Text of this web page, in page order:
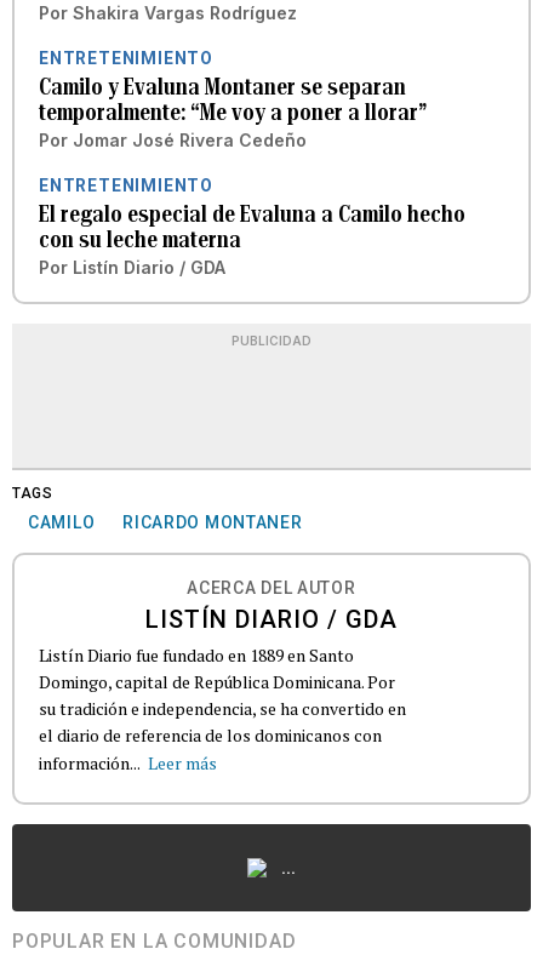
Por Shakira Vargas Rodríguez
ENTRETENIMIENTO
Camilo y Evaluna Montaner se separan
temporalmente: “Me voy a poner a llorar”
Por Jomar José Rivera Cedeño
ENTRETENIMIENTO
El regalo especial de Evaluna a Camilo hecho
con su leche materna
Por Listín Diario / GDA
PUBLICIDAD
TAGS
CAMILO RICARDO MONTANER
ACERCA DEL AUTOR
LISTÍN DIARIO / GDA
Listín Diario fue fundado en 1889 en Santo
Domingo, capital de República Dominicana. Por
su tradición e independencia, se ha convertido en
el diario de referencia de los dominicanos con
información... Leer más
...
POPULAR EN LA COMUNIDAD